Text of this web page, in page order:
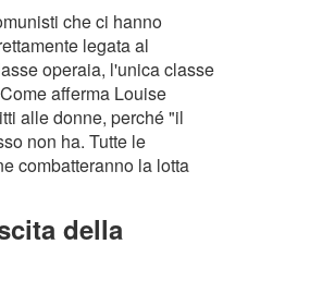
che ci hanno
legata al
operaia, l'unica classe
afferma Louise
alle donne, perché "il
non ha. Tutte le
combatteranno la lotta
della